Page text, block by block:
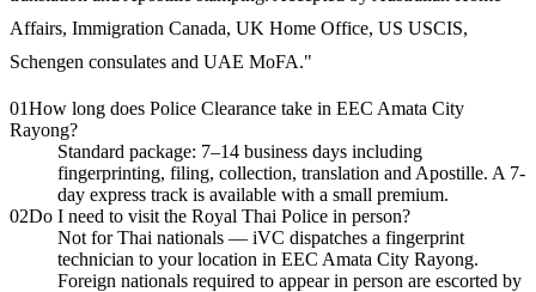
Affairs, Immigration Canada, UK Home Office, US USCIS,
Schengen consulates and UAE MoFA."
01How long does Police Clearance take in EEC Amata City
Rayong?
Standard package: 7–14 business days including
fingerprinting, filing, collection, translation and Apostille. A 7-
day express track is available with a small premium.
02Do I need to visit the Royal Thai Police in person?
Not for Thai nationals — iVC dispatches a fingerprint
technician to your location in EEC Amata City Rayong.
Foreign nationals required to appear in person are escorted by